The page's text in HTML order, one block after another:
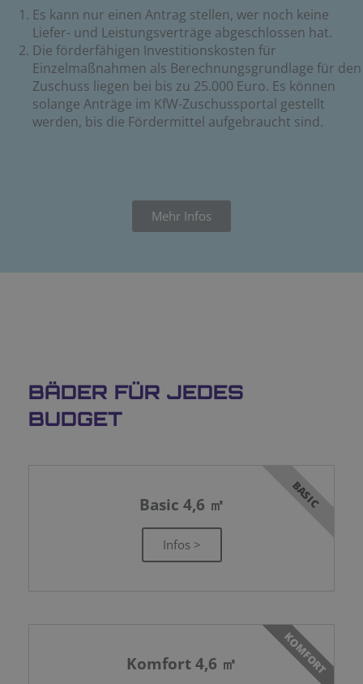
Es kann nur einen Antrag stellen, wer noch keine
Liefer- und Leistungsverträge abgeschlossen hat.
Die förderfähigen Investitionskosten für
Einzelmaßnahmen als Berechnungsgrundlage für den
Zuschuss liegen bei bis zu 25.000 Euro. Es können
solange Anträge im KfW-Zuschussportal gestellt
werden, bis die Fördermittel aufgebraucht sind.
Mehr Infos
BÄDER FÜR JEDES
BUDGET
Basic 4,6 ㎡
Infos >
BASIC
Komfort 4,6 ㎡ KOMFORT